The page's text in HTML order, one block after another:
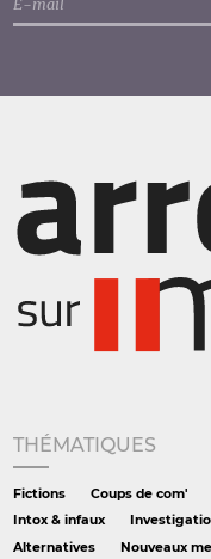
THÉMATIQUES
Fictions Coups de com'
Intox & infaux
Alternatives
Nouveaux